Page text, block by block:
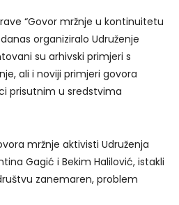
“Govor mržnje u kontinuitetu
organiziralo Udruženje
su arhivski primjeri s
ali i noviji primjeri govora
prisutnim u sredstvima
mržnje aktivisti Udruženja
Gagić i Bekim Halilović, istakli
zanemaren, problem